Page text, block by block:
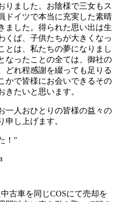
りました。お陰様で三女もス
ドイツで本当に充実した素晴
ました。得られた思い出は生
くば、子供たちが大きくなっ
とは、私たちの夢になりまし
なったことの全ては、御社の
どれ程感謝を綴っても足りる
かで皆様にお会いできるその
きたいと思います。
一人おひとりの皆様の益々の
申し上げます。
！"
古車を同じCOSにて売却を